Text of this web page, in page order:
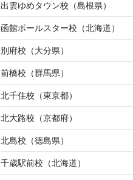
出雲ゆめタウン校（島根県）
函館ポールスター校（北海道）
別府校（大分県）
前橋校（群馬県）
北千住校（東京都）
北大路校（京都府）
北島校（徳島県）
千歳駅前校（北海道）